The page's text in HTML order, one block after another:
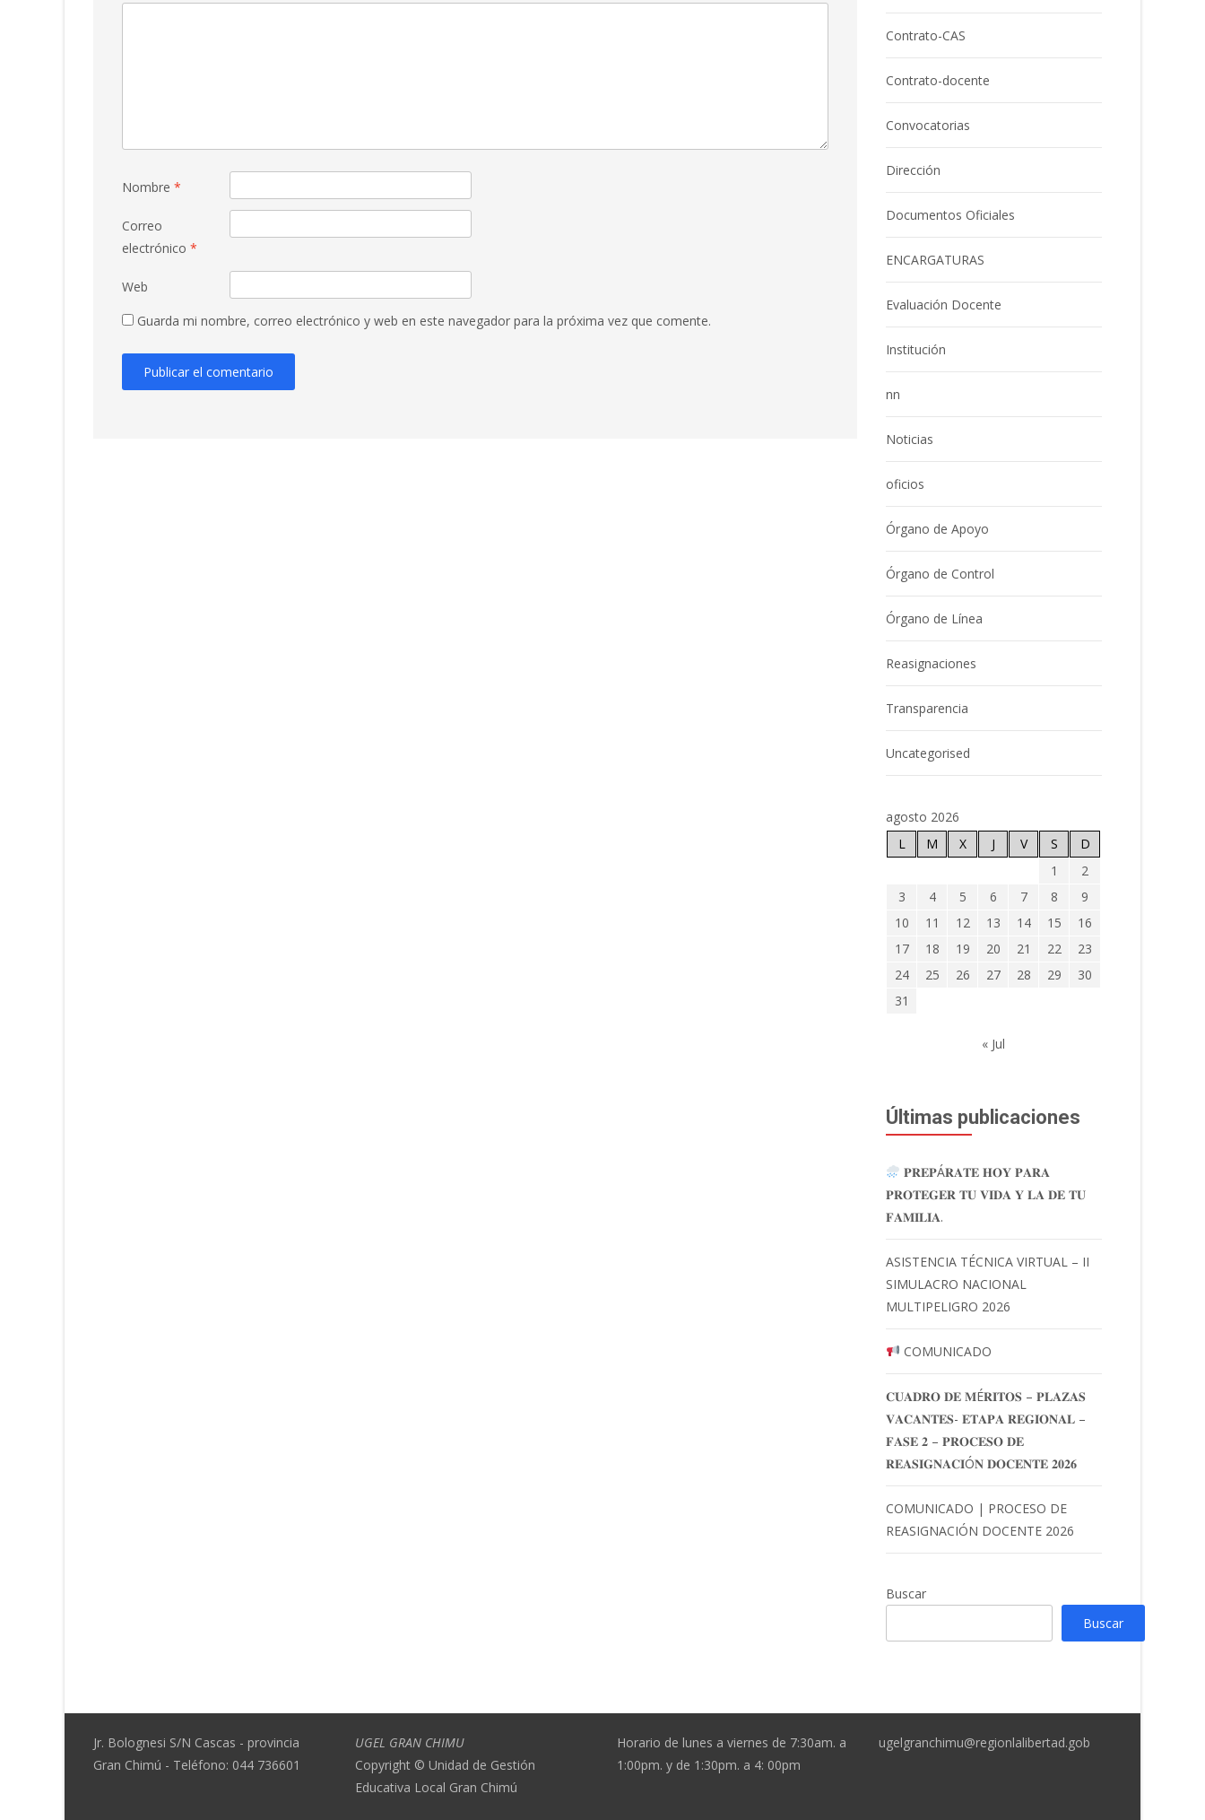
Nombre *
Correo
electrónico *
Web
Guarda mi nombre, correo electrónico y web en este navegador para la próxima vez que comente.
Contrato-CAS
Contrato-docente
Convocatorias
Dirección
Documentos Oficiales
ENCARGATURAS
Evaluación Docente
Institución
nn
Noticias
oficios
Órgano de Apoyo
Órgano de Control
Órgano de Línea
Reasignaciones
Transparencia
Uncategorised
agosto 2026
L
M X J V S
D
1
2
3
4 5 6 7 8
9
10
11 12 13 14 15
16
17
18 19 20 21 22
23
24
25 26 27 28 29
30
31
« Jul
Últimas publicaciones
𝐏𝐑𝐄𝐏Á𝐑𝐀𝐓𝐄 𝐇𝐎𝐘 𝐏𝐀𝐑𝐀
𝐏𝐑𝐎𝐓𝐄𝐆𝐄𝐑 𝐓𝐔 𝐕𝐈𝐃𝐀 𝐘 𝐋𝐀 𝐃𝐄 𝐓𝐔
𝐅𝐀𝐌𝐈𝐋𝐈𝐀.
ASISTENCIA TÉCNICA VIRTUAL – II
SIMULACRO NACIONAL
MULTIPELIGRO 2026
COMUNICADO
𝐂𝐔𝐀𝐃𝐑𝐎 𝐃𝐄 𝐌É𝐑𝐈𝐓𝐎𝐒 – 𝐏𝐋𝐀𝐙𝐀𝐒
𝐕𝐀𝐂𝐀𝐍𝐓𝐄𝐒- 𝐄𝐓𝐀𝐏𝐀 𝐑𝐄𝐆𝐈𝐎𝐍𝐀𝐋 –
𝐅𝐀𝐒𝐄 𝟐 – 𝐏𝐑𝐎𝐂𝐄𝐒𝐎 𝐃𝐄
𝐑𝐄𝐀𝐒𝐈𝐆𝐍𝐀𝐂𝐈Ó𝐍 𝐃𝐎𝐂𝐄𝐍𝐓𝐄 𝟐𝟎𝟐𝟔
COMUNICADO | PROCESO DE
REASIGNACIÓN DOCENTE 2026
Buscar
Buscar
Jr. Bolognesi S/N Cascas - provincia
Gran Chimú - Teléfono: 044 736601
UGEL GRAN CHIMU
Copyright © Unidad de Gestión
Educativa Local Gran Chimú
Horario de lunes a viernes de 7:30am. a
1:00pm. y de 1:30pm. a 4: 00pm
ugelgranchimu@regionlalibertad.gob